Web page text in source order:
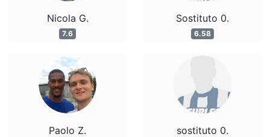
Nicola G.
7.6
Paolo Z.
Sostituto 0.
6.58
sostituto 0.